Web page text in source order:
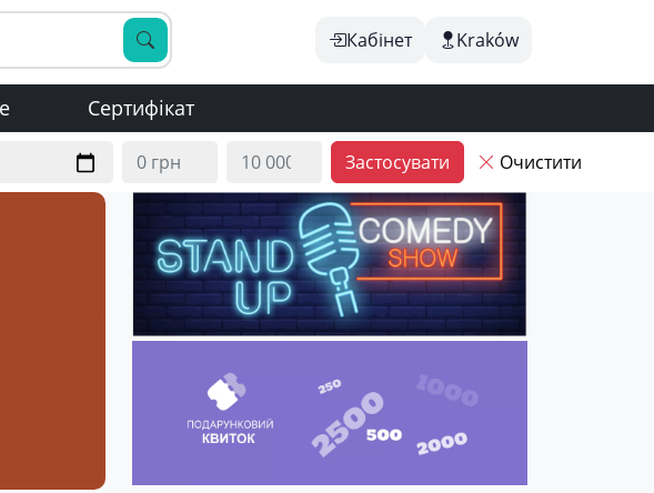
Кабінет Kraków
Сертифікат
Застосувати Очистити